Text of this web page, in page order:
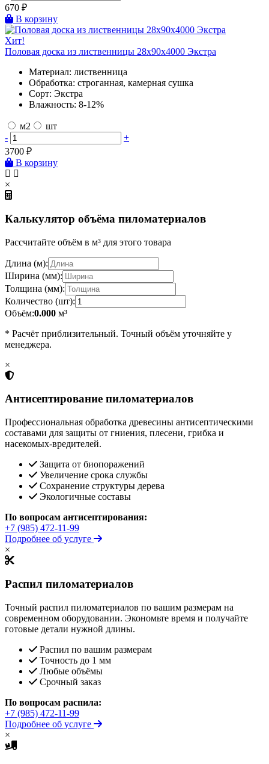
670 ₽
В корзину
Хит!
Половая доска из лиственницы 28х90х4000 Экстра
Материал: лиственница
Обработка: строганная, камерная сушка
Сорт: Экстра
Влажность: 8-12%
м2
шт
-
+
3700 ₽
В корзину
×
Калькулятор объёма пиломатериалов
Рассчитайте объём в м³ для этого товара
Длина (м):
Ширина (мм):
Толщина (мм):
Количество (шт):
Объём:0.000 м³
* Расчёт приблизительный. Точный объём уточняйте у
менеджера.
×
Антисептирование пиломатериалов
Профессиональная обработка древесины антисептическими
составами для защиты от гниения, плесени, грибка и
насекомых-вредителей.
Защита от биопоражений
Увеличение срока службы
Сохранение структуры дерева
Экологичные составы
По вопросам антисептирования:
+7 (985) 472-11-99
Подробнее об услуге
×
Распил пиломатериалов
Точный распил пиломатериалов по вашим размерам на
современном оборудовании. Экономьте время и получайте
готовые детали нужной длины.
Распил по вашим размерам
Точность до 1 мм
Любые объёмы
Срочный заказ
По вопросам распила:
+7 (985) 472-11-99
Подробнее об услуге
×